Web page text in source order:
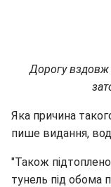
Дорогу вздовж
Яка причина
пише видання,
"Також
тунель під обома